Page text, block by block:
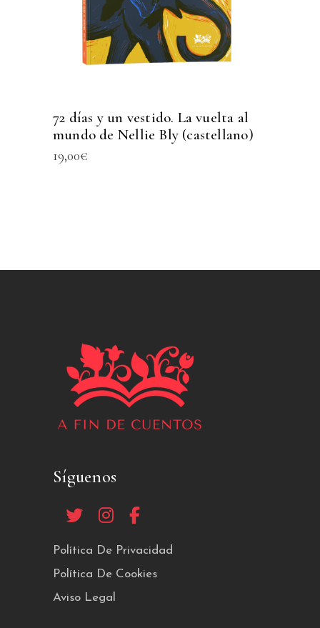
72 días y un vestido. La vuelta al
mundo de Nellie Bly (castellano)
19,00€
Síguenos
Política De Privacidad
Política De Cookies
Aviso Legal